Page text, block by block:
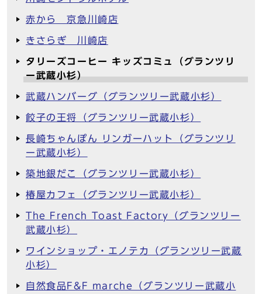
赤から 京急川崎店
きさらぎ 川崎店
タリーズコーヒー キッズコミュ（グランツリ
ー武蔵小杉）
武蔵ハンバーグ（グランツリー武蔵小杉）
餃子の王将（グランツリー武蔵小杉）
長崎ちゃんぽん リンガーハット（グランツリ
ー武蔵小杉）
築地銀だこ（グランツリー武蔵小杉）
椿屋カフェ（グランツリー武蔵小杉）
The French Toast Factory（グランツリー
武蔵小杉）
ワインショップ・エノテカ（グランツリー武蔵
小杉）
自然食品F&F marche（グランツリー武蔵小